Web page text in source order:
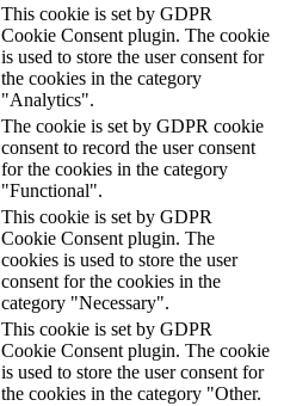
This cookie is set by GDPR
Cookie Consent plugin. The cookie
is used to store the user consent for
the cookies in the category
"Analytics".
The cookie is set by GDPR cookie
consent to record the user consent
for the cookies in the category
"Functional".
This cookie is set by GDPR
Cookie Consent plugin. The
cookies is used to store the user
consent for the cookies in the
category "Necessary".
This cookie is set by GDPR
Cookie Consent plugin. The cookie
is used to store the user consent for
the cookies in the category "Other.